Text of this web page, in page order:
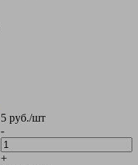
5 руб./шт
-
+